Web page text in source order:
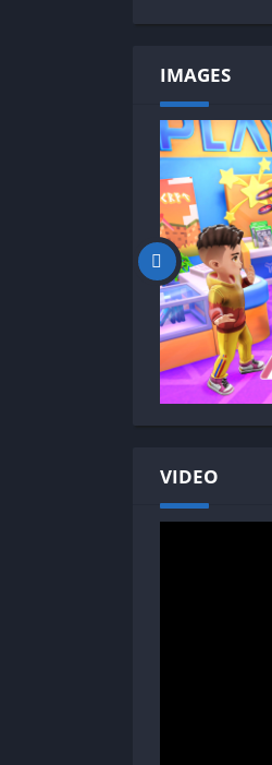
IMAGES
VIDEO